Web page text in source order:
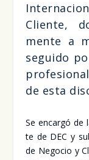
Clien­te,
men­te a
segui­do
de esta
Se encar­gó de
te de DEC y
de Nego­cio y